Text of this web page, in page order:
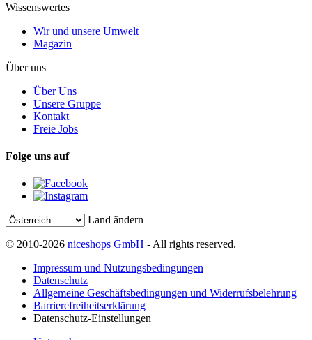
Wissenswertes
Wir und unsere Umwelt
Magazin
Über uns
Über Uns
Unsere Gruppe
Kontakt
Freie Jobs
Folge uns auf
Land ändern
© 2010-2026 niceshops GmbH - All rights reserved.
Impressum und Nutzungsbedingungen
Datenschutz
Allgemeine Geschäftsbedingungen und Widerrufsbelehrung
Barrierefreiheitserklärung
Datenschutz-Einstellungen